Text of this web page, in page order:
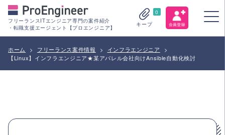
フリーランスITエンジニア専門の案件紹介
・転職支援エージェント【プロエンジニア】
0
キープ
ホーム > フリーランス案件情報 > インフラエンジニア
>
【Linux】インフラエンジニア★某アパレル会社向けAnsible自動化検討